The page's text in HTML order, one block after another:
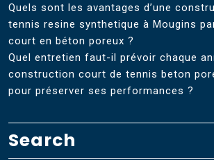
Quels sont les avantages d’une
tennis resine synthetique à Mougins
court en béton poreux ?
Quel entretien faut-il prévoir chaque
construction court de tennis beton
pour préserver ses performances ?
Search